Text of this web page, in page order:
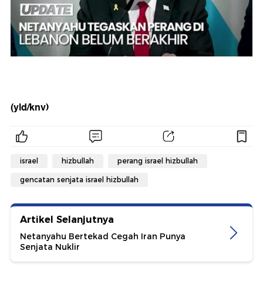
(yld/knv)
israel hizbullah perang israel hizbullah
gencatan senjata israel hizbullah
Artikel Selanjutnya
Netanyahu Bertekad Cegah Iran Punya
Senjata Nuklir